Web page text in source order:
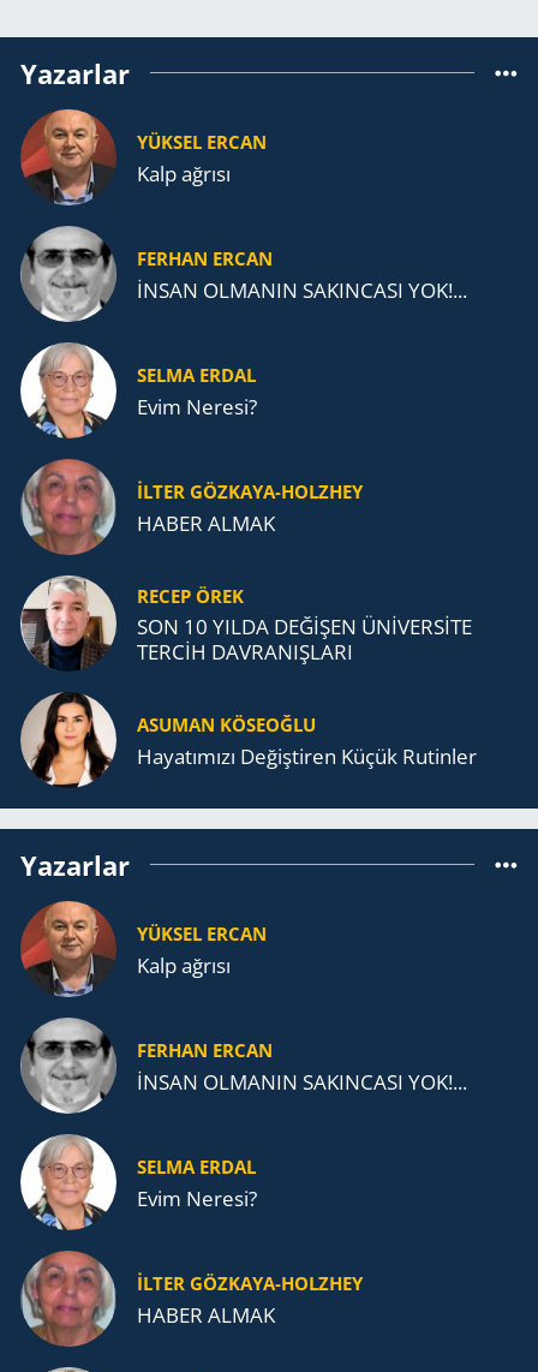
Yazarlar
YÜKSEL ERCAN
Kalp ağrısı
FERHAN ERCAN
İNSAN OLMANIN SAKINCASI YOK!...
SELMA ERDAL
Evim Neresi?
İLTER GÖZKAYA-HOLZHEY
HABER ALMAK
RECEP ÖREK
SON 10 YILDA DEĞİŞEN ÜNİVERSİTE
TERCİH DAVRANIŞLARI
ASUMAN KÖSEOĞLU
Ha­ya­tı­mı­zı De­ğiş­ti­ren Küçük Ru­tin­ler
Yazarlar
YÜKSEL ERCAN
Kalp ağrısı
FERHAN ERCAN
İNSAN OLMANIN SAKINCASI YOK!...
SELMA ERDAL
Evim Neresi?
İLTER GÖZKAYA-HOLZHEY
HABER ALMAK